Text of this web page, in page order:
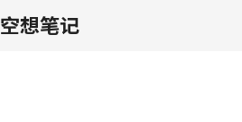
空想笔记